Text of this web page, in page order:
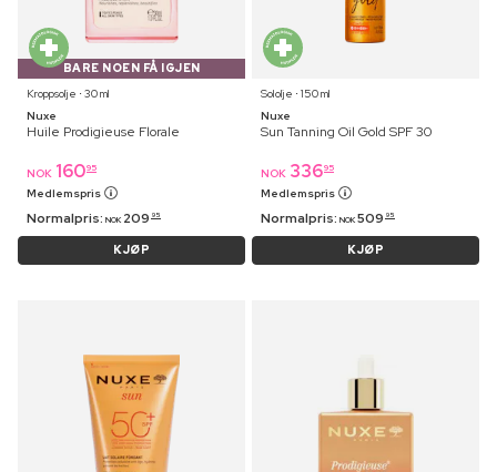
BARE NOEN FÅ IGJEN
Kroppsolje ⋅ 30 ml
Nuxe
Huile Prodigieuse Florale
NOK 16095
Medlemspris
Normalpris: NOK 209 95
KJØP
Sololje ⋅ 150 ml
Nuxe
Sun Tanning Oil Gold SPF 30
NOK 33695
Medlemspris
Normalpris: NOK 509 95
KJØP